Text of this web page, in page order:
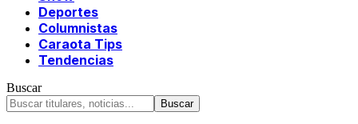
Deportes
Columnistas
Caraota Tips
Tendencias
Buscar